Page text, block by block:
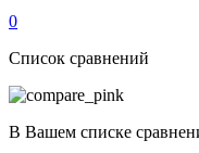
0
Список сравнений
В Вашем списке